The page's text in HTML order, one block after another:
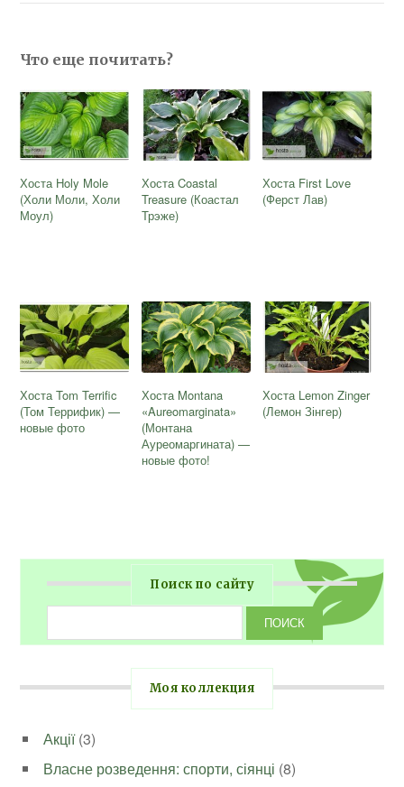
Что еще почитать?
Хоста Holy Mole
(Холи Моли, Холи
Моул)
Хоста Coastal
Treasure (Коастал
Трэже)
Хоста First Love
(Ферст Лав)
Хоста Tom Terrific
(Том Террифик) —
новые фото
Хоста Montana
«Aureomarginata»
(Монтана
Ауреомаргината) —
новые фото!
Хоста Lemon Zinger
(Лемон Зінгер)
Поиск по сайту
Моя коллекция
Акції(3)
Власне розведення: спорти, сіянці (8)